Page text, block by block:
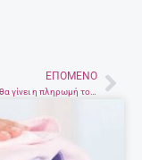
ΕΠΌΜΕΝΟ
Πότε και πως θα γίνει η πληρωμή του ΚΕΑ σε 282.901 δικαιούχους